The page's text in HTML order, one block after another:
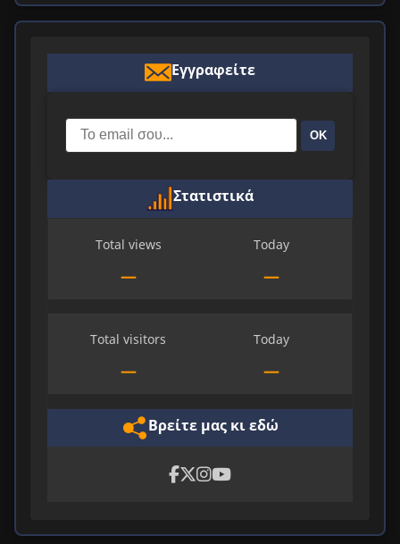
Εγγραφείτε
ΟΚ
Στατιστικά
Total views
—
Today
—
Total visitors
—
Today
—
Βρείτε μας κι εδώ